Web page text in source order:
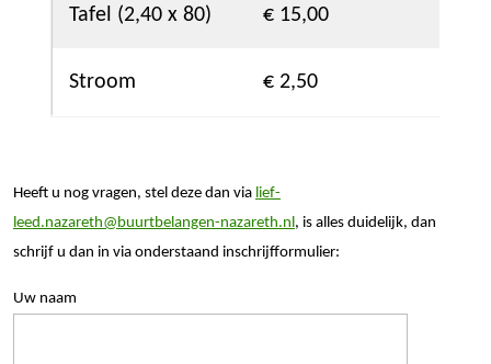
Tafel (2,40 x 80) € 15,00
Stroom € 2,50
Heeft u nog vragen, stel deze dan via lief-
leed.nazareth@buurtbelangen-nazareth.nl, is alles duidelijk, dan
schrijf u dan in via onderstaand inschrijfformulier:
Uw naam